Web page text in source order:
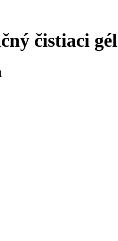
čistiaci gél